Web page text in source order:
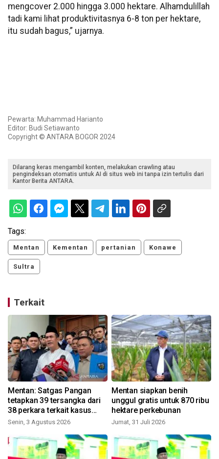
mengcover 2.000 hingga 3.000 hektare. Alhamdulillah
tadi kami lihat produktivitasnya 6-8 ton per hektare,
itu sudah bagus,” ujarnya.
Pewarta: Muhammad Harianto
Editor: Budi Setiawanto
Copyright © ANTARA BOGOR 2024
Dilarang keras mengambil konten, melakukan crawling atau
pengindeksan otomatis untuk AI di situs web ini tanpa izin tertulis dari
Kantor Berita ANTARA.
Tags:
Mentan Kementan pertanian Konawe
Sultra
Terkait
Mentan: Satgas Pangan
tetapkan 39 tersangka dari
38 perkara terkait kasus
perberasan
Senin, 3 Agustus 2026
Mentan siapkan benih
unggul gratis untuk 870 ribu
hektare perkebunan
Jumat, 31 Juli 2026